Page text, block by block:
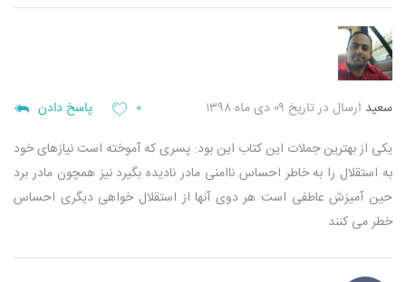
سعید ارسال در تاریخ ۰۹ دی ماه ۱۳۹۸ ۰ پاسخ دادن
یکی از بهترین جملات این کتاب این بود: پسری که آموخته است نیازهای خود
به استقلال را به خاطر احساس ناامنی مادر نادیده بگیرد نیز همچون مادر برد
حین آمیزش عاطفی است هر دوی آنها از استقلال خواهی دیگری احساس
خطر می کنند